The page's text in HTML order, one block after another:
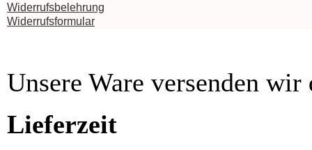
Widerrufsbelehrung
Widerrufsformular
Unsere Ware versenden
Lieferzeit